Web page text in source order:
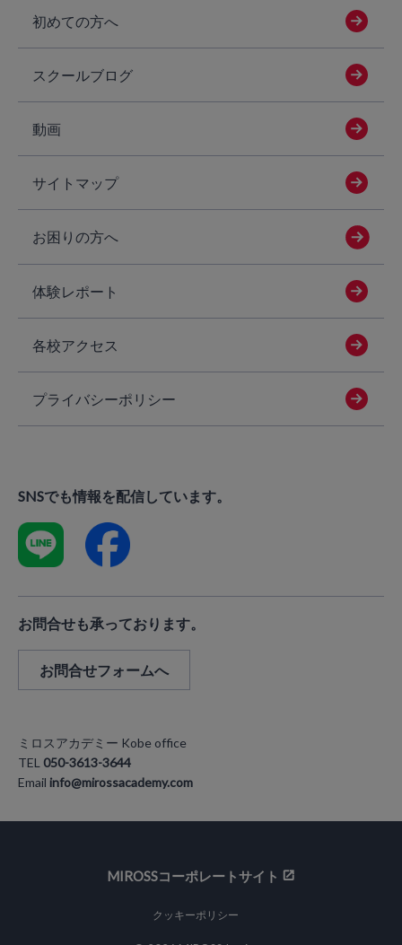
初めての方へ
スクールブログ
動画
サイトマップ
お困りの方へ
体験レポート
各校アクセス
プライバシーポリシー
SNSでも情報を配信しています。
お問合せも承っております。
お問合せフォームへ
ミロスアカデミー Kobe office
TEL 050-3613-3644
Emailinfo@mirossacademy.com
MIROSSコーポレートサイト
クッキーポリシー